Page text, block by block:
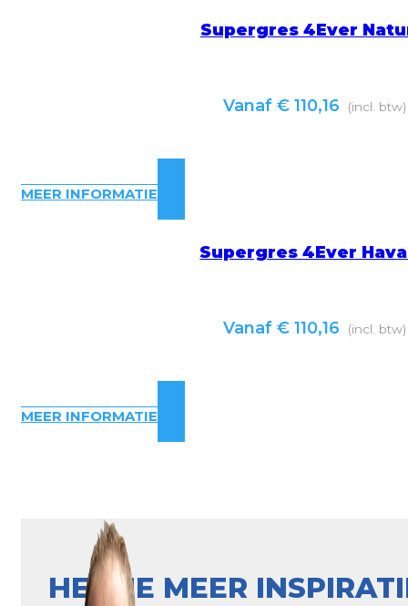
Supergres 4Ever
Vanaf€ 110,16 (incl. btw)
MEER INFORMATIE
Supergres 4Ever
Vanaf€ 110,16 (incl. btw)
MEER INFORMATIE
HEB JE MEER